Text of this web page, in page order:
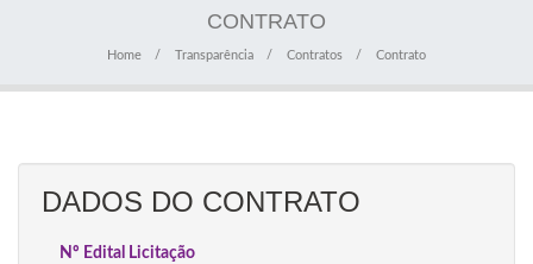
CONTRATO
Home Transparência Contratos Contrato
DADOS DO CONTRATO
Nº Edital Licitação